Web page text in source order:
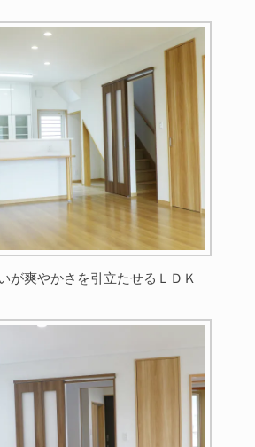
が爽やかさを引立たせるＬＤＫ